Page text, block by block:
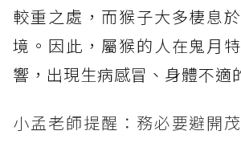
較重之處，而猴子大多棲息
境。因此，屬猴的人在鬼月
響，出現生病感冒、身體不適
小孟老師提醒：務必要避開